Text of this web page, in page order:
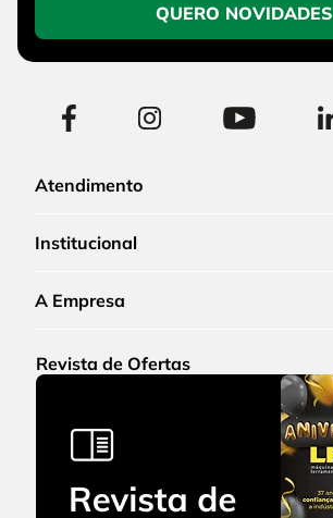
QUERO NOVIDADES
Atendimento
Institucional
A Empresa
Revista de Ofertas